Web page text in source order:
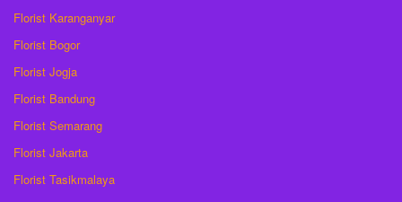
Florist Karanganyar
Florist Bogor
Florist Jogja
Florist Bandung
Florist Semarang
Florist Jakarta
Florist Tasikmalaya